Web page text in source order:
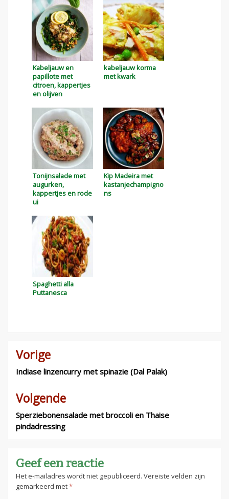
Kabeljauw en
papillote met
citroen, kappertjes
en olijven
kabeljauw korma
met kwark
Tonijnsalade met
augurken,
kappertjes en rode
ui
Kip Madeira met
kastanjechampigno
ns
Spaghetti alla
Puttanesca
Bericht
navigatie
Vorige
Indiase linzencurry met spinazie (Dal Palak)
Volgende
Sperziebonensalade met broccoli en Thaise
pindadressing
Geef een reactie
Het e-mailadres wordt niet gepubliceerd. Vereiste velden zijn
gemarkeerd met*